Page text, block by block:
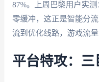
87%。上周巴黎用户实
零缓冲，这正是智能分
流到优化线路，游戏流量
平台特攻：